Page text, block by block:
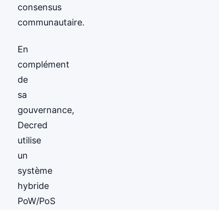
consensus
communautaire.
En
complément
de
sa
gouvernance,
Decred
utilise
un
système
hybride
PoW/PoS